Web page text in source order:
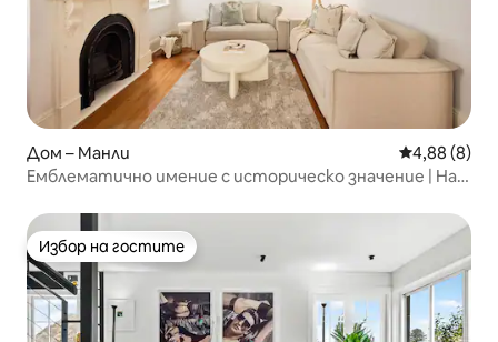
Дом – Манли Средна
4,88 (8)
Емблематично имение с историческо значение | На
Избор на гостите
Избор на гостите